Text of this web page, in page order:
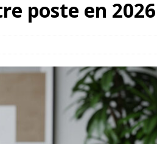
poste en 2026